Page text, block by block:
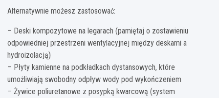
Alternatywnie możesz zastosować:
– Deski kompozytowe na legarach (pamiętaj o zostawieniu
odpowiedniej przestrzeni wentylacyjnej między deskami a
hydroizolacją)
– Płyty kamienne na podkładkach dystansowych, które
umożliwiają swobodny odpływ wody pod wykończeniem
– Żywice poliuretanowe z posypką kwarcową (system